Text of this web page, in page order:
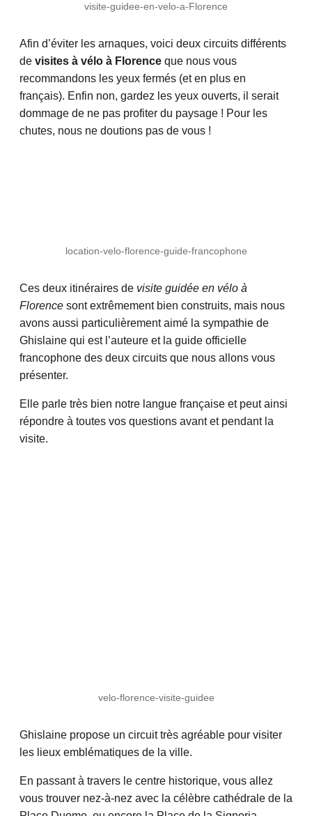
visite-guidee-en-velo-a-Florence
Afin d’éviter les arnaques, voici deux circuits différents
de visites à vélo à Florence que nous vous
recommandons les yeux fermés (et en plus en
français). Enfin non, gardez les yeux ouverts, il serait
dommage de ne pas profiter du paysage ! Pour les
chutes, nous ne doutions pas de vous !
location-velo-florence-guide-francophone
Ces deux itinéraires de visite guidée en vélo à
Florence sont extrêmement bien construits, mais nous
avons aussi particulièrement aimé la sympathie de
Ghislaine qui est l’auteure et la guide officielle
francophone des deux circuits que nous allons vous
présenter.
Elle parle très bien notre langue française et peut ainsi
répondre à toutes vos questions avant et pendant la
visite.
velo-florence-visite-guidee
Ghislaine propose un circuit très agréable pour visiter
les lieux emblématiques de la ville.
En passant à travers le centre historique, vous allez
vous trouver nez-à-nez avec la célèbre cathédrale de la